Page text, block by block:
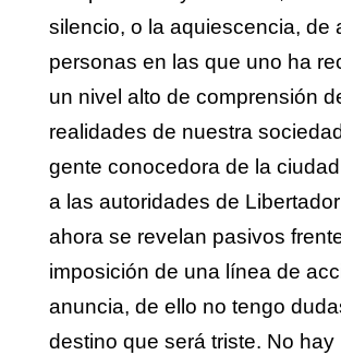
silencio, o la aquiescencia, de
personas en las que uno ha
un nivel alto de comprensión
realidades de nuestra
gente conocedora de la
a las autoridades de
ahora se revelan pasivos
imposición de una línea de
anuncia, de ello no tengo
destino que será triste. No hay